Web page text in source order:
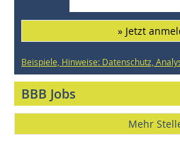
» Jetzt
Beispiele, Hinweise: Datenschutz,
BBB Jobs
Mehr